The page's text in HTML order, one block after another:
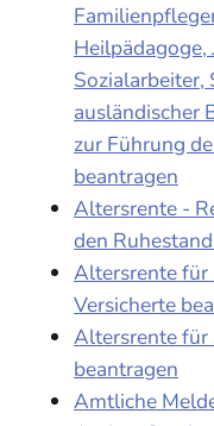
Heilpädagoge,
Sozialarbeiter,
ausländischer
zur Führung
beantragen
Altersrente -
den
Altersrente für
Versicherte
Altersrente für
beantragen
Amtliche